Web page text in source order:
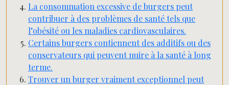
La consommation excessive de burgers peut
contribuer à des problèmes de santé tels que
l’obésité ou les maladies cardiovasculaires.
Certains burgers contiennent des additifs ou des
conservateurs qui peuvent nuire à la santé à long
terme.
Trouver un burger vraiment exceptionnel peut